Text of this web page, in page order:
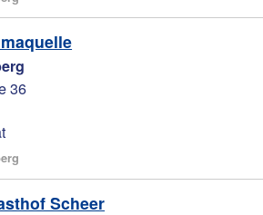
36
Scheer